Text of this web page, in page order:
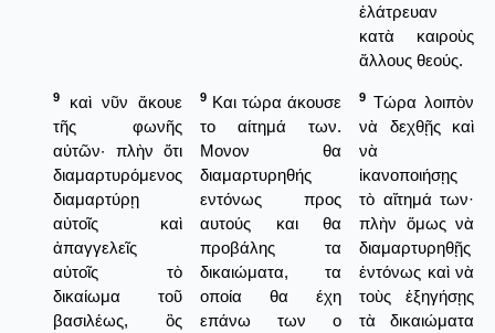
ἐλάτρευαν
κατὰ καιροὺς
ἄλλους θεούς.
9
καὶ νῦν ἄκουε
τῆς φωνῆς
αὐτῶν· πλὴν ὅτι
διαμαρτυρόμενος
διαμαρτύρῃ
αὐτοῖς καὶ
ἀπαγγελεῖς
αὐτοῖς τὸ
δικαίωμα τοῦ
βασιλέως, ὃς
9 Και τώρα άκουσε
το αίτημά των.
Μονον θα
διαμαρτυρηθής
εντόνως προς
αυτούς και θα
προβάλης τα
δικαιώματα, τα
οποία θα έχη
επάνω των ο
9 Τώρα λοιπὸν
νὰ δεχθῇς καὶ
νὰ
ἰκανοποιήσῃς
τὸ αἴτημά των·
πλὴν ὅμως νὰ
διαμαρτυρηθῇς
ἐντόνως καὶ νὰ
τοὺς ἐξηγήσῃς
τὰ δικαιώματα